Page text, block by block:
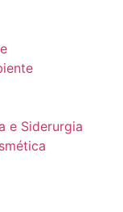
e Siderurgia